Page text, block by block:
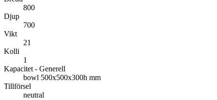
800
Djup
700
Vikt
21
Kolli
1
Kapacitet - Generell
bowl 500x500x300h mm
Tillförsel
neutral